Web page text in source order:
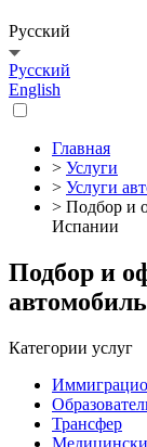
Русский
Русский
English
Главная
> Услуги
> Услуги
> Подбор и
Испании
Подбор и
Категории услуг
Трансфер